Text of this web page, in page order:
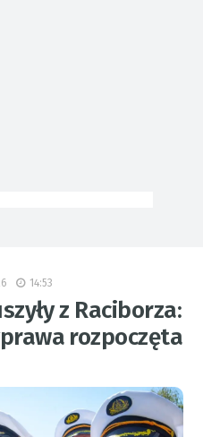
14:53
z Raciborza:
rozpoczęta